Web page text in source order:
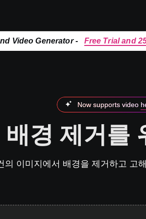
Video Generator - Free Trial and
Now supports video
경 제거를
의 이미지에서 배경을 제거하고 고